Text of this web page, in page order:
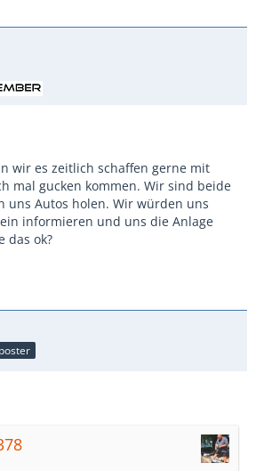
wir es zeitlich schaffen gerne mit
mal gucken kommen. Wir sind beide
uns Autos holen. Wir würden uns
informieren und uns die Anlage
das ok?